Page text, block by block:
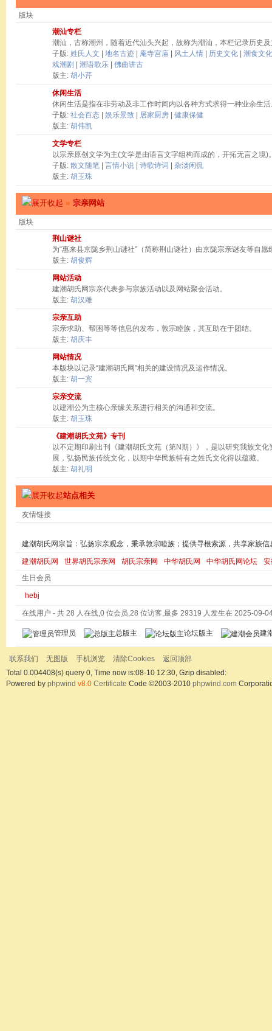
版块
潮汕专栏
潮汕，古称潮州，随着近代汕头兴起，故称为潮汕，本栏记录历史
子版: 姓氏人文 地名古迹 庵寺宫庙 风土人情 历史文化
潮食文化
戏潮剧
潮语歌乐
佛曲讲古
版主: 胡小芹
休闲生活
休闲生活是指在非劳动及非工作时间内以各种方式求得一种业余生
子版: 社会百态 娱乐景致 居家厨房
健康保健
版主: 胡伟凯
文学专栏
以宗亲原创文学为主(文学是由语言文字组构而成的，开拓无言之境)
子版: 散文随笔 言情小说 诗歌诗词
杂淡闲侃
版主: 胡玉珠
» 宗亲网站
版块
荆山谜社
为“惠来县京陇乡荆山谜社”（简称荆山谜社）由京陇宗亲谜友等自
版主: 胡俊辉
网站活动
建潮胡氏网宗亲代表参与宗族活动以及网站聚会活动。
版主: 胡汉雕
宗亲互助
宗亲求助、帮困等等信息的发布，敦宗睦族，其互助在于团结。
版主: 胡庆丰
网站情况
本版块以记录“建潮胡氏网”相关的建设情况及运作情况。
版主: 胡一宾
宗亲交流
以建潮公为主核心亲缘关系进行相关的沟通和交流。
版主: 胡玉珠
《建潮胡氏文苑》专刊
以不定期印刷出刊《建潮胡氏文苑（第N期）》，是以研究我族文
展，弘扬民族传统文化，以期中华民族特有之姓氏文化得以蕴藏。
版主: 胡礼明
站点相关
友情链接
建潮胡氏网宗旨：弘扬宗亲观念，秉承敦宗睦族；提供寻根索源，共享家族信
建潮胡氏网 世界胡氏宗亲网 胡氏宗亲网 中华胡氏网 中华胡氏网论坛
生日会员
hebj
在线用户 - 共 28 人在线,0 位会员,28 位访客,最多 29319 人发生在 2025-09-
管理员 总版主 论坛版主 建
联系我们 无图版 手机浏览 清除Cookies
返回顶部
Total 0.004408(s) query 0, Time now is:08-10 12:30, Gzip disabled:
Powered by phpwind v8.0 Certificate Code ©2003-2010 phpwind.com